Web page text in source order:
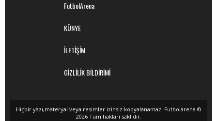
FutbolArena
KÜNYE
İLETİŞİM
GİZLİLİK BİLDİRİMİ
Hiçbir yazı,materyal veya resimler izinsiz kopyalanamaz. Futbolarena ©
2026 Tüm hakları saklıdır.